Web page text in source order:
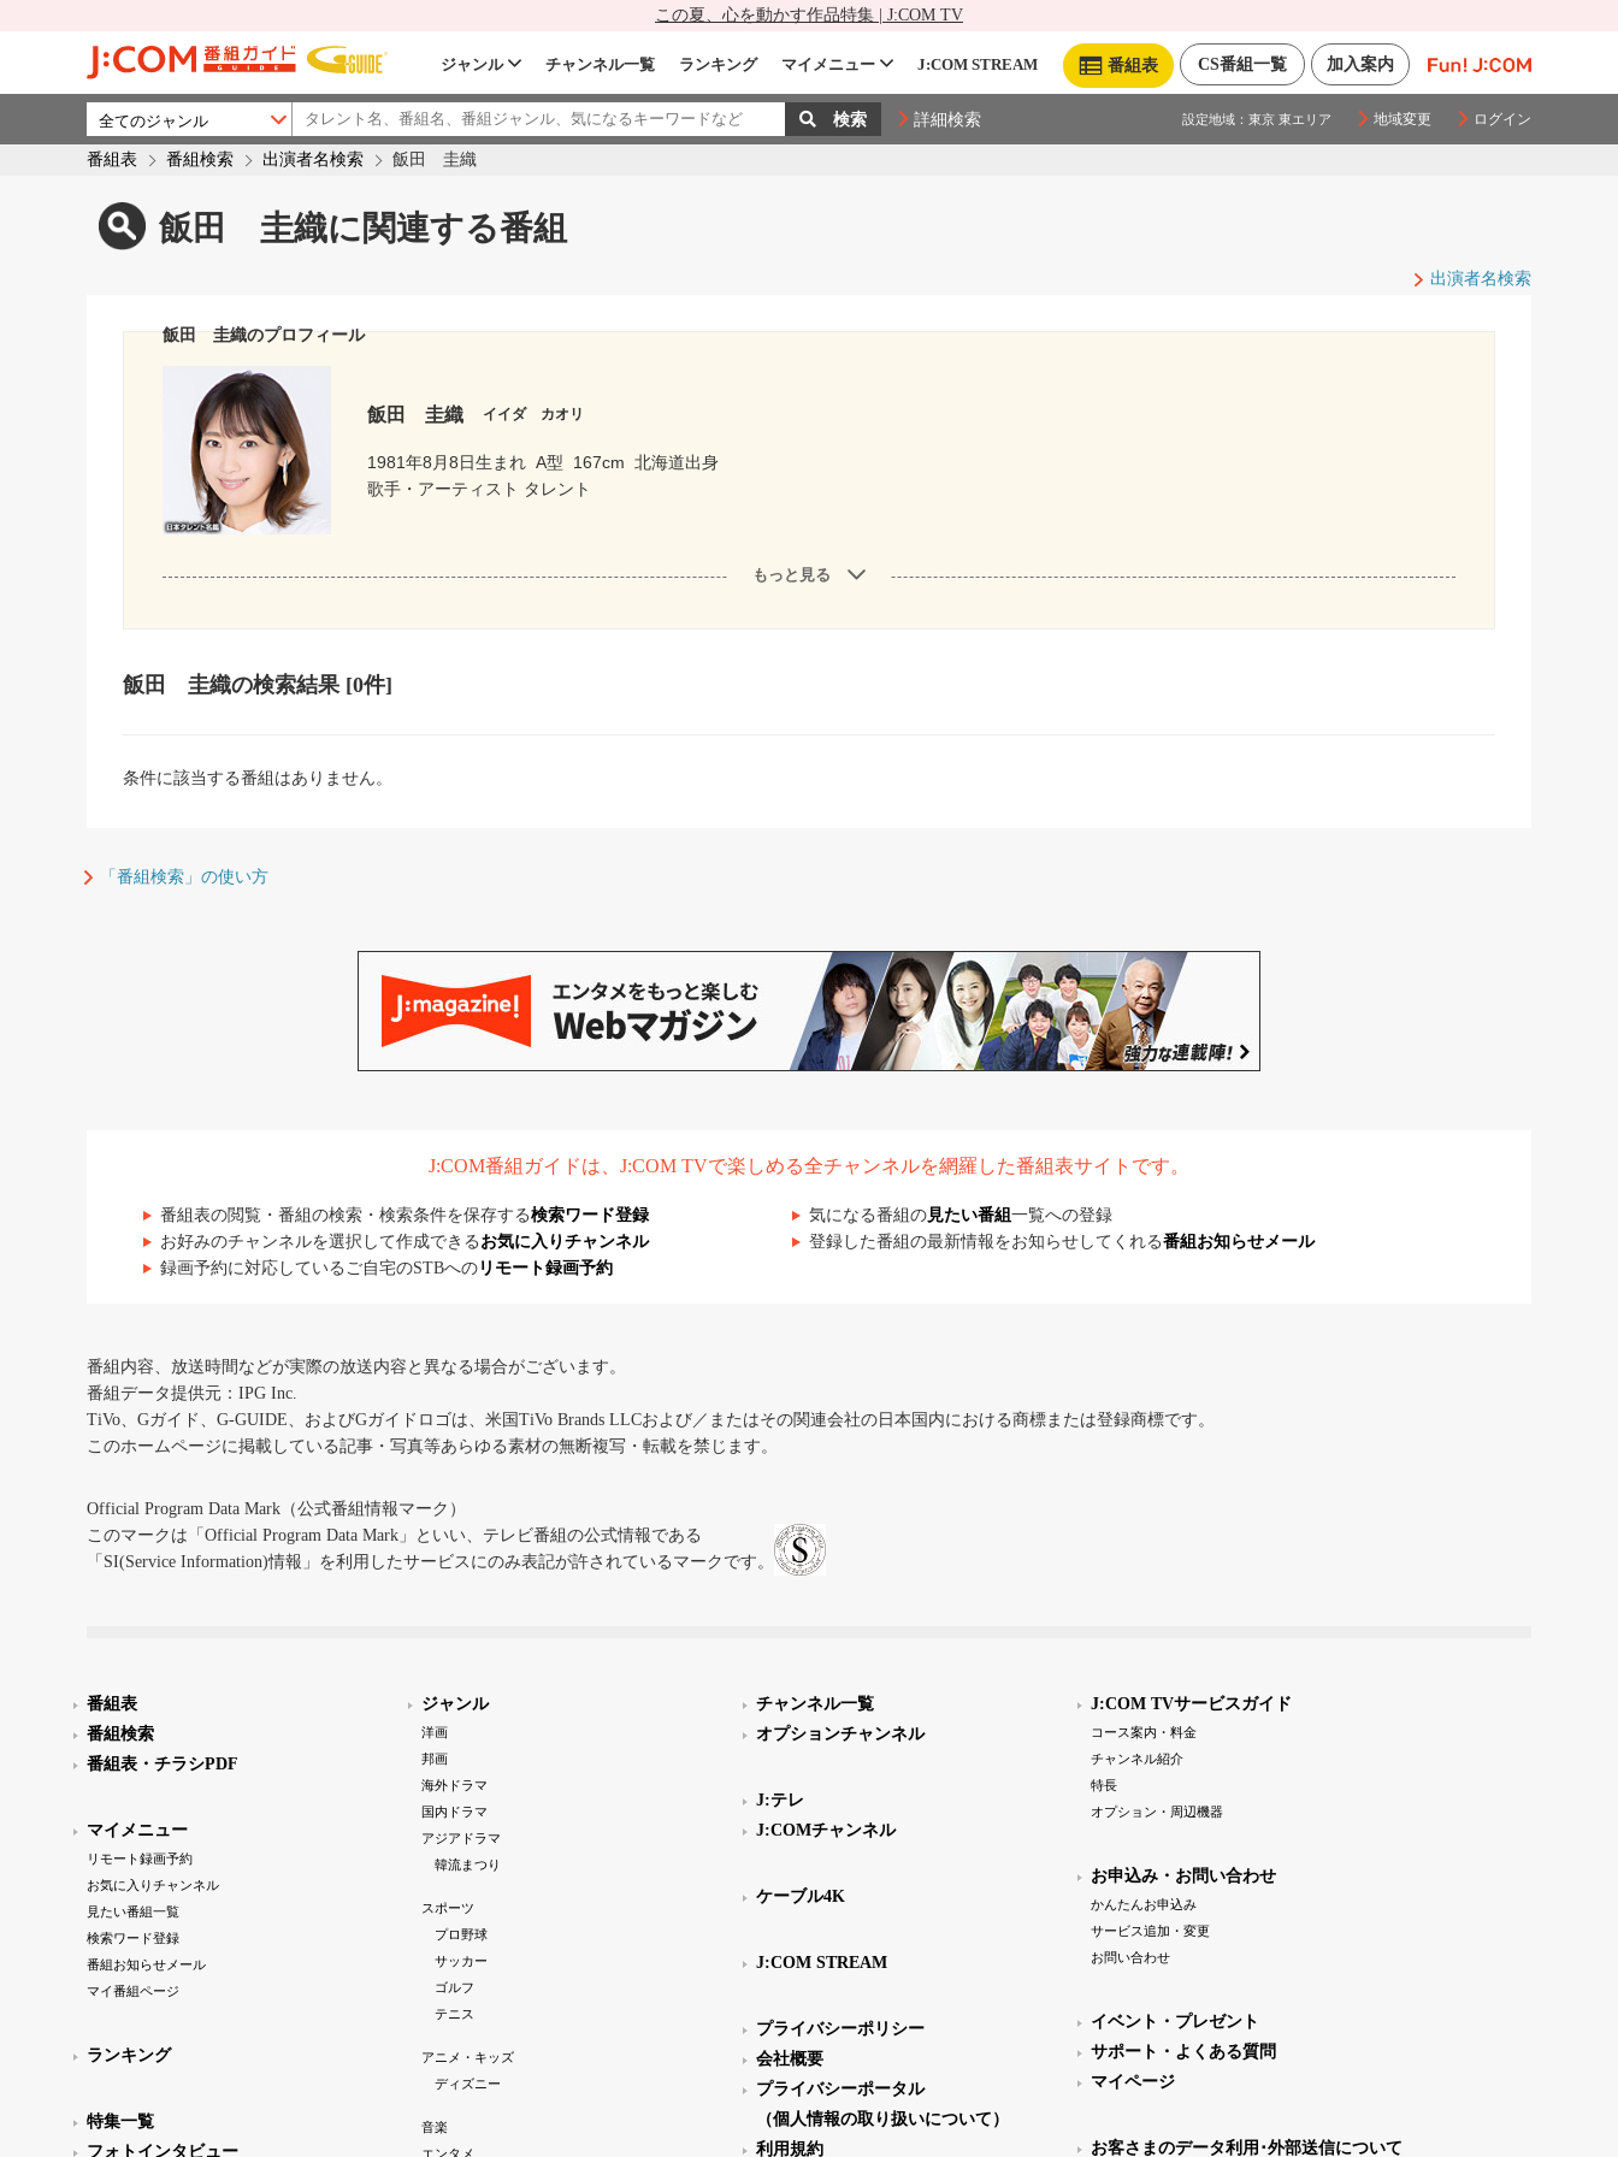
この夏、心を動かす作品特集 | J:COM TV
加入案内
CS番組一覧
番組表
ジャンル チャンネル一覧 ランキング マイメニュー J:COM STREAM
詳細検索 設定地域： 東京 東エリア 地域変更 ログイン
番組表 番組検索 出演者名検索 飯田 圭織
飯田 圭織に関連する番組
出演者名検索
飯田 圭織のプロフィール
飯田 圭織 イイダ カオリ
1981年8月8日生まれ A型 167cm 北海道出身
歌手・アーティスト タレント
もっと見る
飯田 圭織の検索結果 [0件]
条件に該当する番組はありません。
「番組検索」の使い方
J:COM番組ガイドは、J:COM TVで楽しめる全チャンネルを網羅した番組表サイトです。
番組表の閲覧・番組の検索・検索条件を保存する検索ワード登録 気になる番組の見たい番組 一覧への登録
お好みのチャンネルを選択して作成できる お気に入りチャンネル 登録した番組の最新情報をお知らせしてくれる番組お知らせメール
録画予約に対応しているご自宅のSTBへの リモート録画予約
番組内容、放送時間などが実際の放送内容と異なる場合がございます。
番組データ提供元：IPG Inc.
TiVo、Gガイド、G-GUIDE、およびGガイドロゴは、米国TiVo Brands LLCおよび／またはその関連会社の日本国内における商標または登録商標です。
このホームページに掲載している記事・写真等あらゆる素材の無断複写・転載を禁じます。
Official Program Data Mark（公式番組情報マーク）
このマークは「Official Program Data Mark」といい、テレビ番組の公式情報である
「SI(Service Information)情報」を利用したサービスにのみ表記が許されているマークです。
番組表
番組検索
番組表・チラシPDF
マイメニュー
リモート録画予約
お気に入りチャンネル
見たい番組一覧
検索ワード登録
番組お知らせメール
マイ番組ページ
ランキング
特集一覧
フォトインタビュー
ジャンル
洋画
邦画
海外ドラマ
国内ドラマ
アジアドラマ
韓流まつり
スポーツ
プロ野球
サッカー
ゴルフ
テニス
アニメ・キッズ
ディズニー
音楽
エンタメ
チャンネル一覧
オプションチャンネル
J:テレ
J:COMチャンネル
ケーブル4K
J:COM STREAM
プライバシーポリシー
会社概要
プライバシーポータル
（個人情報の取り扱いについて）
利用規約
J:COM TVサービスガイド
コース案内・料金
チャンネル紹介
特長
オプション・周辺機器
お申込み・お問い合わせ
かんたんお申込み
サービス追加・変更
お問い合わせ
イベント・プレゼント
サポート・よくある質問
マイページ
お客さまのデータ利用･外部送信について